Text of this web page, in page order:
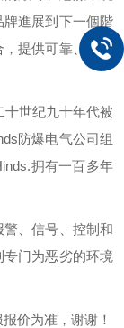
進展到下一個階
提供可靠、有效
十世纪九十年代被
防爆电气公司组
拥有一百多年
警、信号、控制和
门为恶劣的环境
价为准，谢谢！